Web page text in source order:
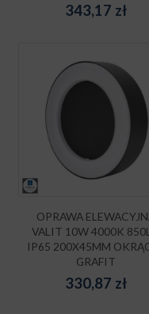
343,17 zł
OPRAWA
VALIT 10W 4000K
IP65 200X45MM
GRAFIT
330,87 zł